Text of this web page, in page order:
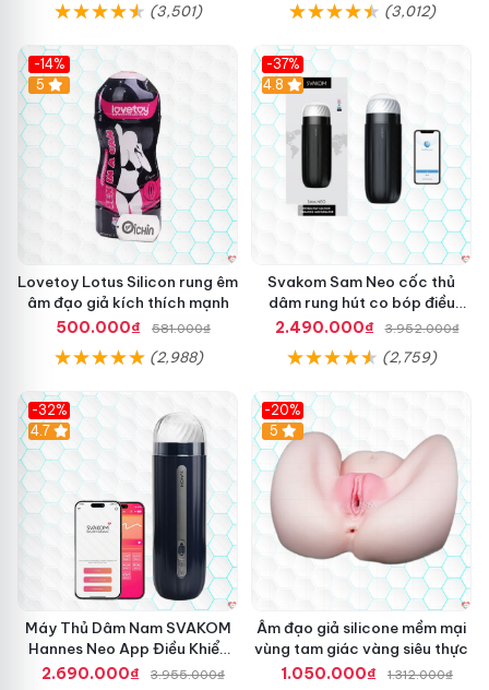
(3,501) (3,012)
-14%
Hot
5
Lovetoy Lotus Silicon rung êm
âm đạo giả kích thích mạnh
500.000₫
581.000₫
(2,988)
-37%
4.8
Svakom Sam Neo cốc thủ
dâm rung hút co bóp điều
khiển App
2.490.000₫ 3.952.000₫
(2,759)
-32%
Hot
4.7
Máy Thủ Dâm Nam SVAKOM
Hannes Neo App Điều Khiển
Xa Cao Cấp
2.690.000₫ 3.955.000₫
-20%
Hot
5
Âm đạo giả silicone mềm mại
vùng tam giác vàng siêu thực
1.050.000₫
1.312.000₫